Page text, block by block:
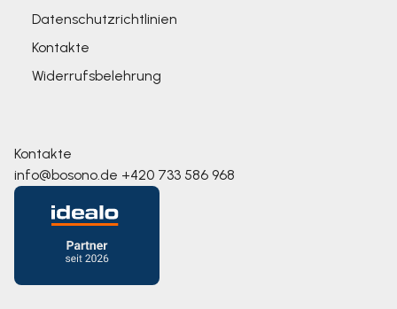
Datenschutzrichtlinien
Kontakte
Widerrufsbelehrung
Kontakte
info@bosono.de +420 733 586 968